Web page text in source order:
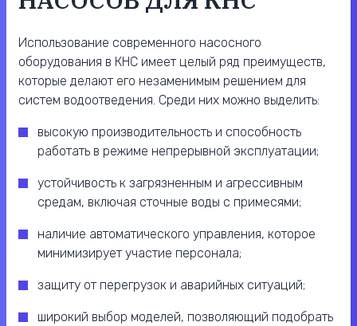
Использование современного насосного
оборудования в КНС имеет целый ряд преимуществ,
которые делают его незаменимым решением для
систем водоотведения. Среди них можно выделить:
высокую производительность и способность
работать в режиме непрерывной эксплуатации;
устойчивость к загрязненным и агрессивным
средам, включая сточные воды с примесями;
наличие автоматического управления, которое
минимизирует участие персонала;
защиту от перегрузок и аварийных ситуаций;
широкий выбор моделей, позволяющий подобрать